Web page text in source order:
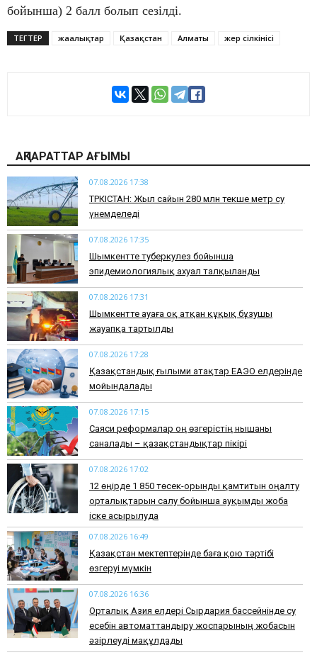
бойынша) 2 балл болып сезілді.
ТЕГТЕР жаңалықтар Қазақстан Алматы жер сілкінісі
АҚПАРАТТАР АҒЫМЫ
07.08.2026 17:38
ТҮРКІСТАН: Жыл сайын 280 млн текше метр су
үнемделеді
07.08.2026 17:35
​Шымкентте туберкулез бойынша
эпидемиологиялық ахуал талқыланды
07.08.2026 17:31
Шымкентте ауаға оқ атқан құқық бұзушы
жауапқа тартылды
07.08.2026 17:28
Қазақстандық ғылыми атақтар ЕАЭО елдерінде
мойындалады
07.08.2026 17:15
Саяси реформалар оң өзгерістің нышаны
саналады – қазақстандықтар пікірі
07.08.2026 17:02
12 өңірде 1 850 төсек-орынды қамтитын оңалту
орталықтарын салу бойынша ауқымды жоба
іске асырылуда
07.08.2026 16:49
Қазақстан мектептерінде баға қою тәртібі
өзгеруі мүмкін
07.08.2026 16:36
Орталық Азия елдері Сырдария бассейнінде су
есебін автоматтандыру жоспарының жобасын
әзірлеуді мақұлдады